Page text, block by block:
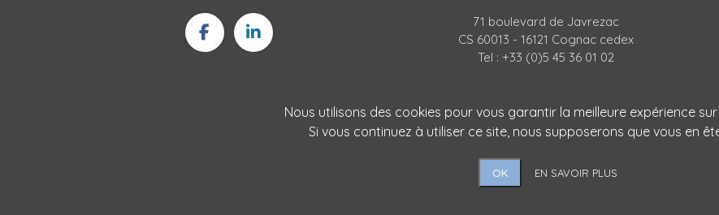
71 boulevard de Javrezac
CS 60013 - 16121 Cognac cedex
Tel : +33 (0)5 45 36 01 02
Par mail
Nous utilisons des cookies pour vous garantir la meilleure expérience
Si vous continuez à utiliser ce site, nous supposerons que vous en
OK EN SAVOIR PLUS